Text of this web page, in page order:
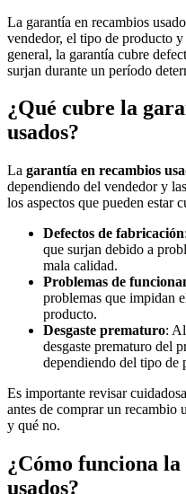
La garantía en recambios
vendedor, el tipo de producto
general, la garantía cubre
surjan durante un período
¿Qué cubre la
usados?
La garantía en recambios
dependiendo del vendedor y
los aspectos que pueden estar
Defectos de fabricación
que surjan debido a
mala calidad.
Problemas de
problemas que impidan
producto.
Desgaste prematuro:
desgaste prematuro del
dependiendo del tipo de
Es importante revisar
antes de comprar un recambio
y qué no.
¿Cómo funciona
usados?